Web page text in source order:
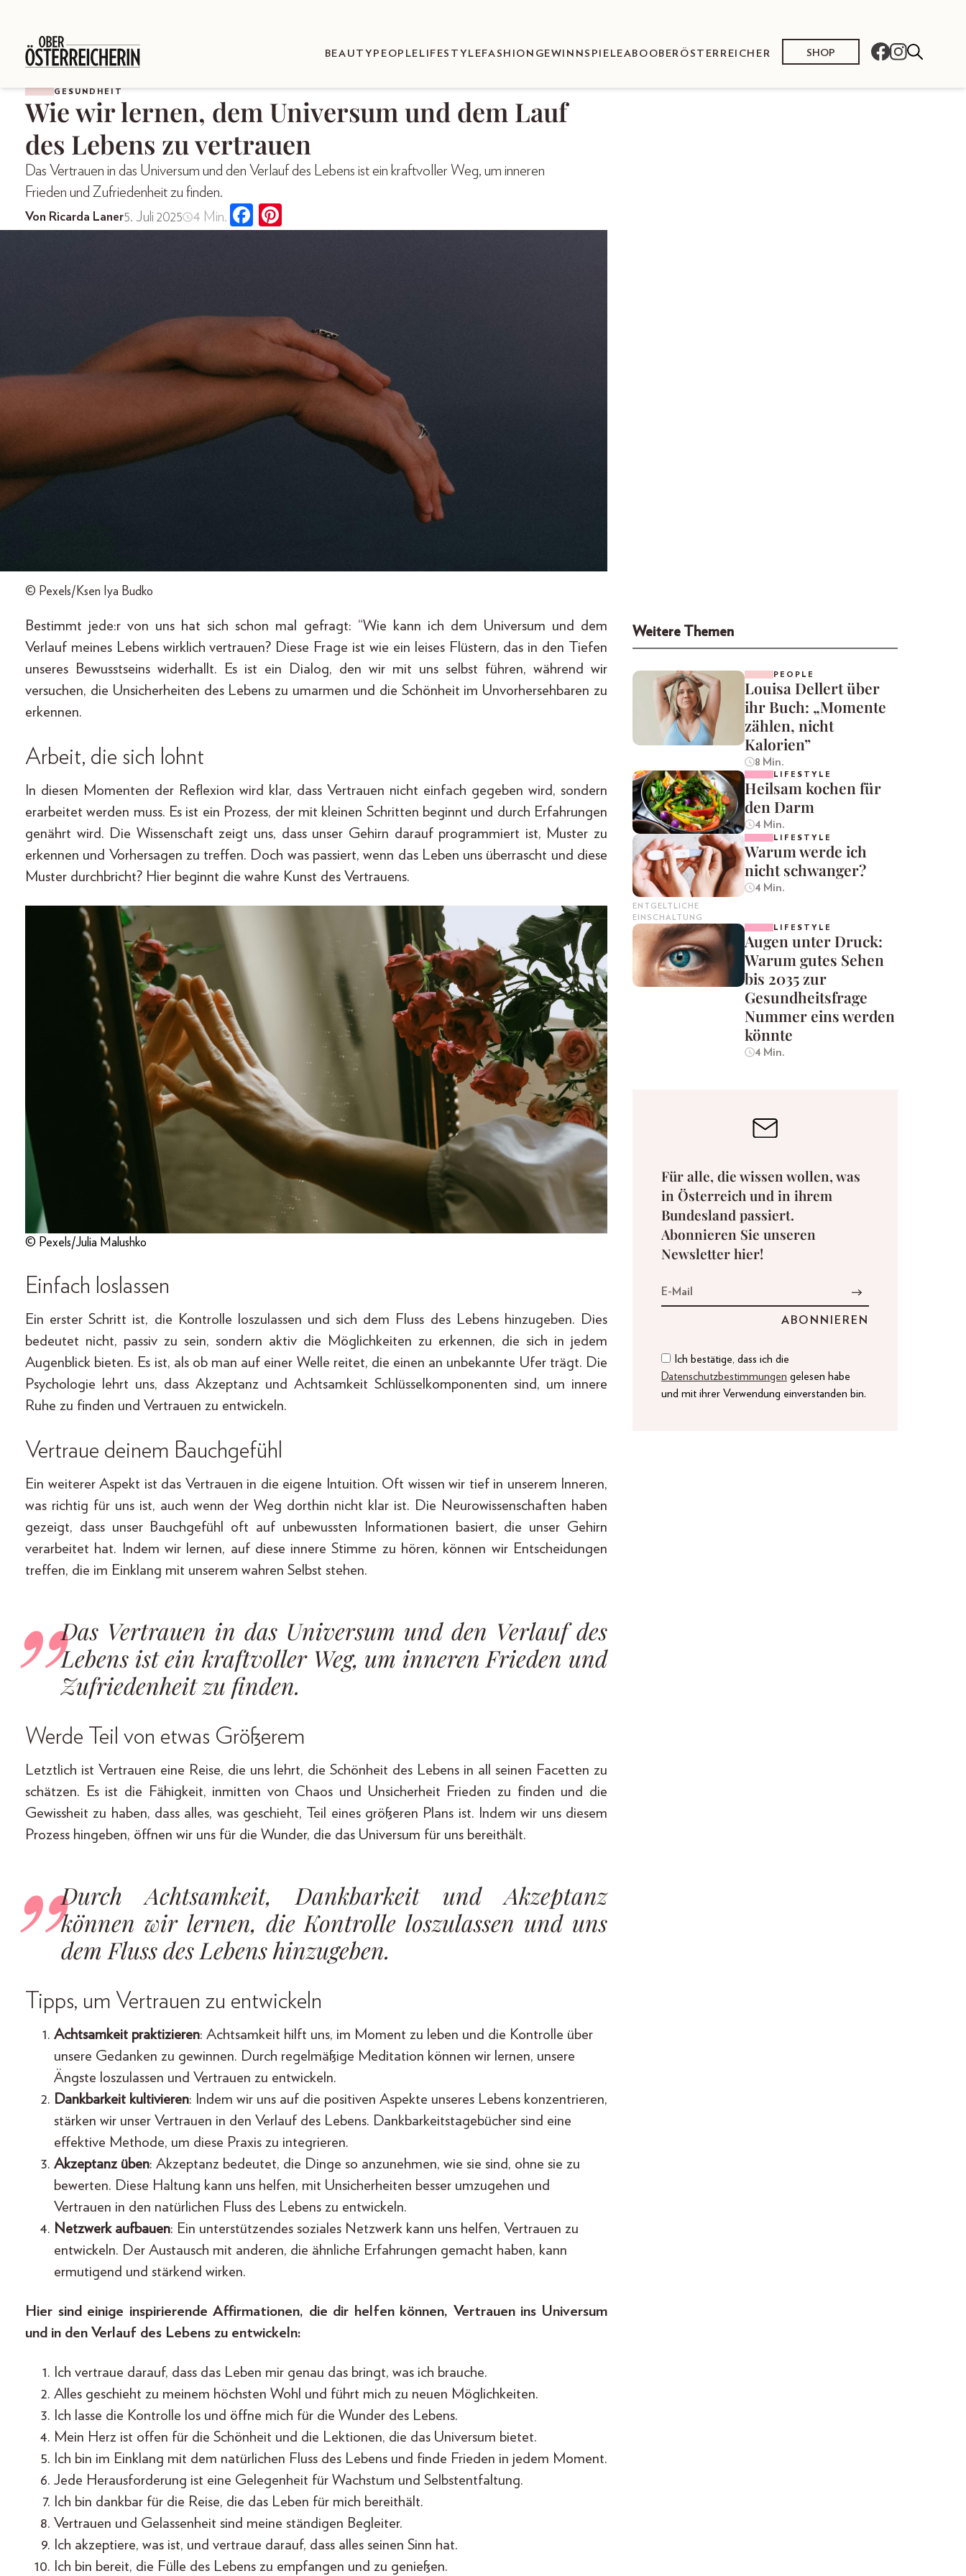
BEAUTY PEOPLE LIFESTYLEFASHION GEWINNSPIELEABO OBERÖSTERREICHER SHOP
GESUNDHEIT
Wie wir lernen, dem Universum und dem Lauf
des Lebens zu vertrauen
Das Vertrauen in das Universum und den Verlauf des Lebens ist ein kraftvoller Weg, um inneren
Frieden und Zufriedenheit zu finden.
Von Ricarda Laner5. Juli 2025 4 Min.
© Pexels/Ksen Iya Budko
Bestimmt jede:r von uns hat sich schon mal gefragt: “Wie kann ich dem Universum und dem
Verlauf meines Lebens wirklich vertrauen? Diese Frage ist wie ein leises Flüstern, das in den Tiefen
unseres Bewusstseins widerhallt. Es ist ein Dialog, den wir mit uns selbst führen, während wir
versuchen, die Unsicherheiten des Lebens zu umarmen und die Schönheit im Unvorhersehbaren zu
erkennen.
Arbeit, die sich lohnt
In diesen Momenten der Reflexion wird klar, dass Vertrauen nicht einfach gegeben wird, sondern
erarbeitet werden muss. Es ist ein Prozess, der mit kleinen Schritten beginnt und durch Erfahrungen
genährt wird. Die Wissenschaft zeigt uns, dass unser Gehirn darauf programmiert ist, Muster zu
erkennen und Vorhersagen zu treffen. Doch was passiert, wenn das Leben uns überrascht und diese
Muster durchbricht? Hier beginnt die wahre Kunst des Vertrauens.
© Pexels/Julia Malushko
Einfach loslassen
Ein erster Schritt ist, die Kontrolle loszulassen und sich dem Fluss des Lebens hinzugeben. Dies
bedeutet nicht, passiv zu sein, sondern aktiv die Möglichkeiten zu erkennen, die sich in jedem
Augenblick bieten. Es ist, als ob man auf einer Welle reitet, die einen an unbekannte Ufer trägt. Die
Psychologie lehrt uns, dass Akzeptanz und Achtsamkeit Schlüsselkomponenten sind, um innere
Ruhe zu finden und Vertrauen zu entwickeln.
Vertraue deinem Bauchgefühl
Ein weiterer Aspekt ist das Vertrauen in die eigene Intuition. Oft wissen wir tief in unserem Inneren,
was richtig für uns ist, auch wenn der Weg dorthin nicht klar ist. Die Neurowissenschaften haben
gezeigt, dass unser Bauchgefühl oft auf unbewussten Informationen basiert, die unser Gehirn
verarbeitet hat. Indem wir lernen, auf diese innere Stimme zu hören, können wir Entscheidungen
treffen, die im Einklang mit unserem wahren Selbst stehen.
Das Vertrauen in das Universum und den Verlauf des
Lebens ist ein kraftvoller Weg, um inneren Frieden und
Zufriedenheit zu finden.
Werde Teil von etwas Größerem
Letztlich ist Vertrauen eine Reise, die uns lehrt, die Schönheit des Lebens in all seinen Facetten zu
schätzen. Es ist die Fähigkeit, inmitten von Chaos und Unsicherheit Frieden zu finden und die
Gewissheit zu haben, dass alles, was geschieht, Teil eines größeren Plans ist. Indem wir uns diesem
Prozess hingeben, öffnen wir uns für die Wunder, die das Universum für uns bereithält.
Durch Achtsamkeit, Dankbarkeit und Akzeptanz
können wir lernen, die Kontrolle loszulassen und uns
dem Fluss des Lebens hinzugeben.
Tipps, um Vertrauen zu entwickeln
Achtsamkeit praktizieren: Achtsamkeit hilft uns, im Moment zu leben und die Kontrolle über
unsere Gedanken zu gewinnen. Durch regelmäßige Meditation können wir lernen, unsere
Ängste loszulassen und Vertrauen zu entwickeln.
Dankbarkeit kultivieren: Indem wir uns auf die positiven Aspekte unseres Lebens konzentrieren,
stärken wir unser Vertrauen in den Verlauf des Lebens. Dankbarkeitstagebücher sind eine
effektive Methode, um diese Praxis zu integrieren.
Akzeptanz üben: Akzeptanz bedeutet, die Dinge so anzunehmen, wie sie sind, ohne sie zu
bewerten. Diese Haltung kann uns helfen, mit Unsicherheiten besser umzugehen und
Vertrauen in den natürlichen Fluss des Lebens zu entwickeln.
Netzwerk aufbauen: Ein unterstützendes soziales Netzwerk kann uns helfen, Vertrauen zu
entwickeln. Der Austausch mit anderen, die ähnliche Erfahrungen gemacht haben, kann
ermutigend und stärkend wirken.
Hier sind einige inspirierende Affirmationen, die dir helfen können, Vertrauen ins Universum
und in den Verlauf des Lebens zu entwickeln:
Ich vertraue darauf, dass das Leben mir genau das bringt, was ich brauche.
Alles geschieht zu meinem höchsten Wohl und führt mich zu neuen Möglichkeiten.
Ich lasse die Kontrolle los und öffne mich für die Wunder des Lebens.
Mein Herz ist offen für die Schönheit und die Lektionen, die das Universum bietet.
Ich bin im Einklang mit dem natürlichen Fluss des Lebens und finde Frieden in jedem Moment.
Jede Herausforderung ist eine Gelegenheit für Wachstum und Selbstentfaltung.
Ich bin dankbar für die Reise, die das Leben für mich bereithält.
Vertrauen und Gelassenheit sind meine ständigen Begleiter.
Ich akzeptiere, was ist, und vertraue darauf, dass alles seinen Sinn hat.
Ich bin bereit, die Fülle des Lebens zu empfangen und zu genießen.
Weitere Themen
PEOPLE
Louisa Dellert über
ihr Buch: „Momente
zählen, nicht
Kalorien”
8 Min.
LIFESTYLE
Heilsam kochen für
den Darm
4 Min.
ENTGELTLICHE
EINSCHALTUNG
LIFESTYLE
Warum werde ich
nicht schwanger?
4 Min.
LIFESTYLE
Augen unter Druck:
Warum gutes Sehen
bis 2035 zur
Gesundheitsfrage
Nummer eins werden
könnte
4 Min.
Für alle, die wissen wollen, was
in Österreich und in ihrem
Bundesland passiert.
Abonnieren Sie unseren
Newsletter hier!
Ich bestätige, dass ich die
Datenschutzbestimmungen gelesen habe
und mit ihrer Verwendung einverstanden bin.